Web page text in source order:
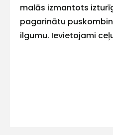
malās izmantots
pagarinātu
ilgumu. Ievietojami